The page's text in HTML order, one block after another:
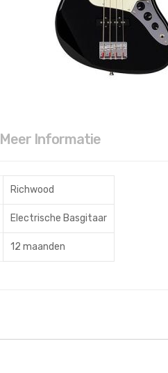
Meer Informatie
Richwood
Electrische Basgitaar
12 maanden